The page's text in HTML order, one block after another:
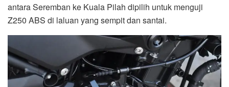
antara Seremban ke Kuala Pilah dipilih untuk menguji
Z250 ABS di laluan yang sempit dan santai.